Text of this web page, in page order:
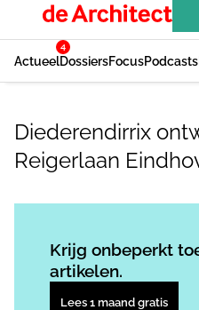
Actueel
4
DossiersFocusPodcasts
Diederendirrix
Reigerlaan
Krijg onbeperkt
artikelen.
Lees 1 maand gratis